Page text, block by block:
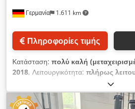
Γερμανία 1.611 km
Πληροφορίες τιμής
Κατάσταση: πολύ καλή
2018, Λειτουργικότητα: πλήρως
κατασκευής: 2018 Dkedpfx Asy Au
ROLAND με εφέ Delta Αυτόματος
απόδοσης ROLAND Οθόνη αφής